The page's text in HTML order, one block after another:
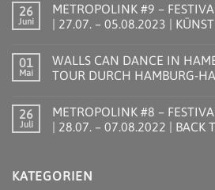
zu
METROPOLINK
#10
FÜR
URBANE
KUNST
–
03.08.2024
26
Juni
METROPOLINK #9 –
| 27.07. – 05.08.2023 |
zu
METROPOLINK
#9
FÜR
URBANE
KUNST
05.08.2023
01
Mai
WALLS CAN DANCE IN
TOUR DURCH HAMBURG-
zu
WALLS
CAN
STREETART
26
Juli
METROPOLINK #8 –
| 28.07. – 07.08.2022 | BACK
METROPOLINK
#8
KATEGORIEN